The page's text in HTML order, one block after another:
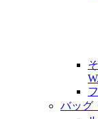
バッグ